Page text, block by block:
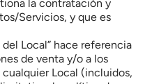
la contratación y
Servicios, y que es
Local” hace referencia
de venta y/o a los
Local (incluidos,